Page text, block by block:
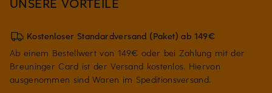
Kostenloser Standardversand (Paket) ab 149€
Ab einem Bestellwert von 149€ oder bei Zahlung mit der
Breuninger Card ist der Versand kostenlos. Hiervon
ausgenommen sind Waren im Speditionsversand.